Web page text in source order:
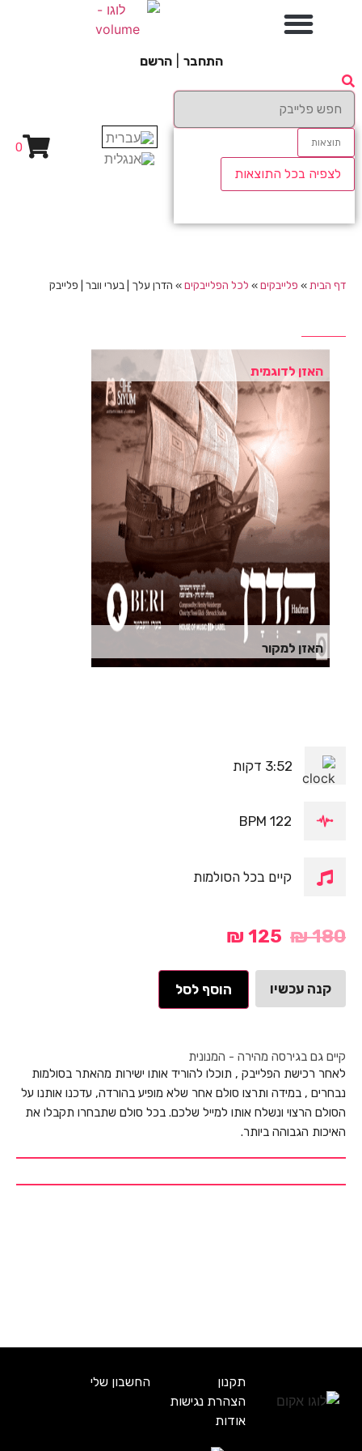
התחבר הרשם
תוצאות
לצפיה בכל התוצאות
0
דף הבית » פלייבקים» לכל הפלייבקים» הדרן עלך | בערי וובר | פלייבק
האזן לדוגמית
האזן למקור
3:52 דקות
122 BPM
קיים בכל הסולמות
₪180
₪ 125
קנה עכשיו הוסף לסל
קיים גם בגירסה מהירה - המנונית
לאחר רכישת הפלייבק , תוכלו להוריד אותו ישירות מהאתר בסולמות
נבחרים , במידה ותרצו סולם אחר שלא מופיע בהורדה, עדכנו אותנו על
הסולם הרצוי ונשלח אותו למייל שלכם. בכל סולם שתבחרו תקבלו את
האיכות הגבוהה ביותר.
תקנון
החשבון שלי
הצהרת נגישות
אודות